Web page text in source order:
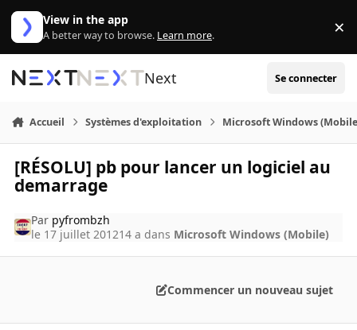
Aller au contenu
View in the app
A better way to browse. Learn more. ×
Next Se connecter
Accueil Systèmes d'exploitation Microsoft Windows
[RÉSOLU] pb pour lancer un logiciel au
demarrage
Par pyfrombzh
le 17 juillet 201214 a dans Microsoft Windows (Mobile)
Commencer un nouveau sujet